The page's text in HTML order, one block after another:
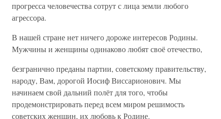
прогресса человечества сотрут с лица земли любого
агрессора.
В нашей стране нет ничего дороже интересов Родины.
Мужчины и женщины одинаково любят своё отечество,
безгранично преданы партии, советскому правительству,
народу, Вам, дорогой Иосиф Виссарионович. Мы
начинаем свой дальний полёт для того, чтобы
продемонстрировать перед всем миром решимость
советских женщин, их любовь к Родине.